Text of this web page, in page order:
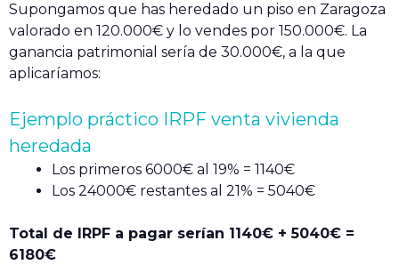
Supongamos que has heredado un piso en Zaragoza
valorado en 120.000€ y lo vendes por 150.000€. La
ganancia patrimonial sería de 30.000€, a la que
aplicaríamos:
Ejemplo práctico IRPF venta vivienda
heredada
Los primeros 6000€ al 19% = 1140€
Los 24000€ restantes al 21% = 5040€
Total de IRPF a pagar serían 1140€ + 5040€ =
6180€